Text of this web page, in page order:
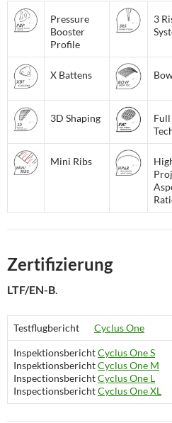
Pressure
Booster
Profile
3
X Battens
3D Shaping
Mini Ribs
Zertifizierung
LTF/EN-B.
Testflugbericht Cyclus One
InspektionsberichtCyclus One S
InspektionsberichtCyclus One M
InspectionsberichtCyclus One L
InspectionsberichtCyclus One XL